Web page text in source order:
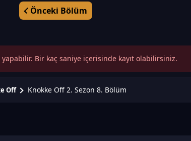
Önceki Bölüm
yapabilir. Bir kaç saniye içerisinde kayıt olabilirsiniz.
Off Knokke Off 2. Sezon 8. Bölüm